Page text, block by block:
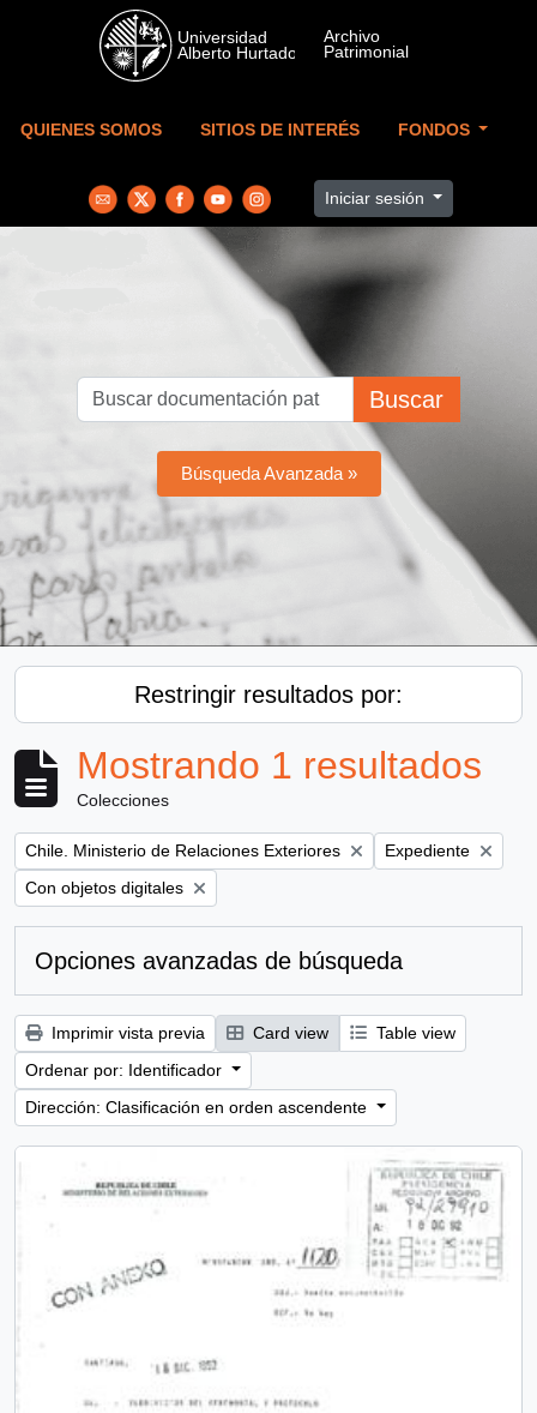
Skip to main content
QUIENES SOMOS SITIOS DE INTERÉS FONDOS
Iniciar sesión
Buscar
Búsqueda Avanzada »
Restringir resultados por:
Mostrando 1 resultados
Colecciones
Remove filter:
Chile. Ministerio de Relaciones Exteriores Remove filter:
Expediente
Remove filter:
Con objetos digitales
Opciones avanzadas de búsqueda
Imprimir vista previa Card view
Table view
Ordenar por: Identificador
Dirección: Clasificación en orden ascendente